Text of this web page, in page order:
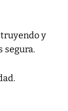
y
segura.